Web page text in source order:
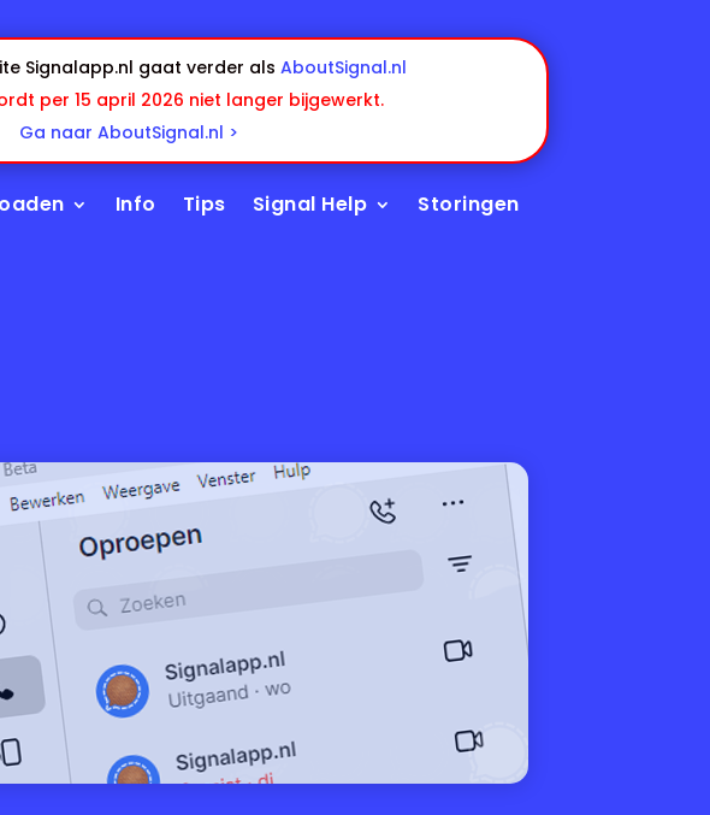
Signalapp.nl gaat verder alsAboutSignal.nl
per 15 april 2026 niet langer bijgewerkt.
Ga naar AboutSignal.nl >
Info Tips Signal Help Storingen